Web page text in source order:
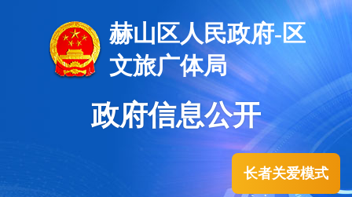
赫山区人民政府-区
文旅广体局
政府信息公开
长者关爱模式